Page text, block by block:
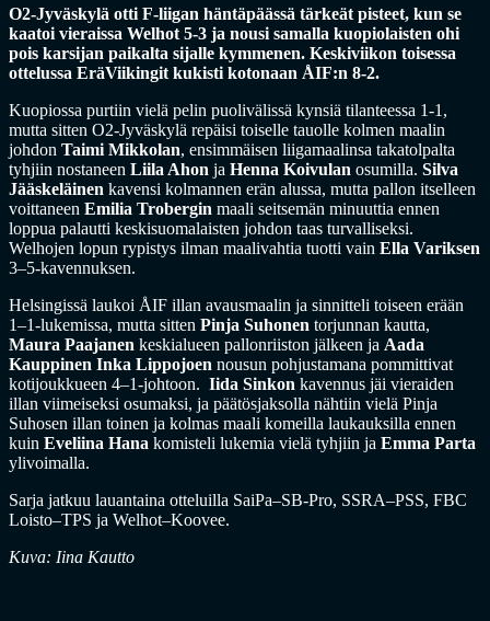
O2-Jyväskylä otti F-liigan häntäpäässä tärkeät pisteet, kun se
kaatoi vieraissa Welhot 5-3 ja nousi samalla kuopiolaisten ohi
pois karsijan paikalta sijalle kymmenen. Keskiviikon toisessa
ottelussa EräViikingit kukisti kotonaan ÅIF:n 8-2.
Kuopiossa purtiin vielä pelin puolivälissä kynsiä tilanteessa 1-1,
mutta sitten O2-Jyväskylä repäisi toiselle tauolle kolmen maalin
johdon Taimi Mikkolan, ensimmäisen liigamaalinsa takatolpalta
tyhjiin nostaneen Liila Ahon ja Henna Koivulan osumilla. Silva
Jääskeläinen kavensi kolmannen erän alussa, mutta pallon itselleen
voittaneen Emilia Trobergin maali seitsemän minuuttia ennen
loppua palautti keskisuomalaisten johdon taas turvalliseksi.
Welhojen lopun rypistys ilman maalivahtia tuotti vain Ella Variksen
3–5-kavennuksen.
Helsingissä laukoi ÅIF illan avausmaalin ja sinnitteli toiseen erään
1–1-lukemissa, mutta sitten Pinja Suhonen torjunnan kautta,
Maura Paajanen keskialueen pallonriiston jälkeen ja Aada
Kauppinen Inka Lippojoen nousun pohjustamana pommittivat
kotijoukkueen 4–1-johtoon. Iida Sinkon kavennus jäi vieraiden
illan viimeiseksi osumaksi, ja päätösjaksolla nähtiin vielä Pinja
Suhosen illan toinen ja kolmas maali komeilla laukauksilla ennen
kuin Eveliina Hana komisteli lukemia vielä tyhjiin ja Emma Parta
ylivoimalla.
Sarja jatkuu lauantaina otteluilla SaiPa–SB-Pro, SSRA–PSS, FBC
Loisto–TPS ja Welhot–Koovee.
Kuva: Iina Kautto